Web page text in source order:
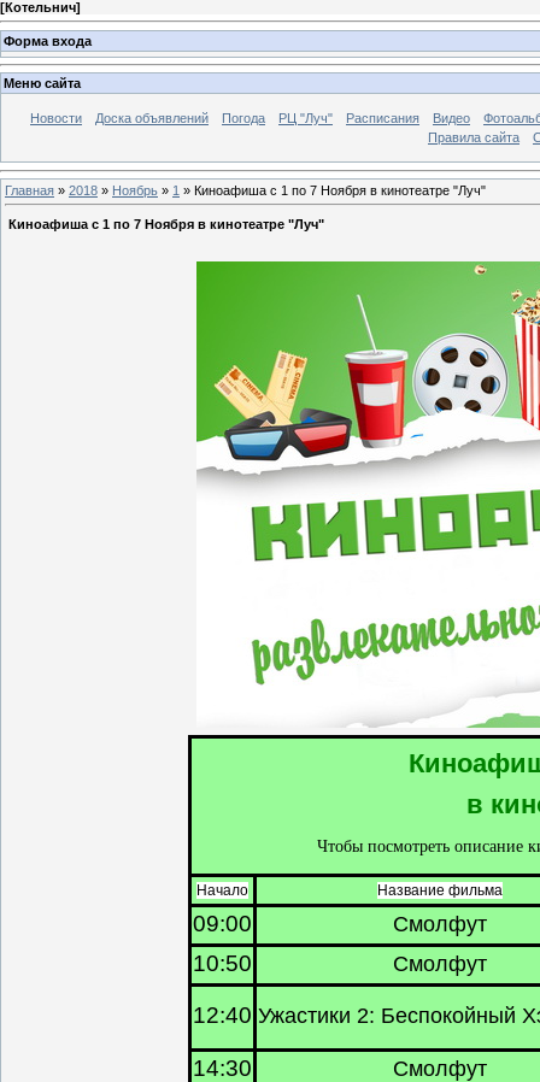
[Котельнич]
Форма входа
Меню сайта
Новости Доска объявлений Погода РЦ "Луч" Расписания Видео
Правила сайта
Главная » 2018 » Ноябрь » 1 » Киноафиша c 1 по 7 Ноября в кинотеатре "Луч"
Киноафиша c 1 по 7 Ноября в кинотеатре "Луч"
в
Чтобы посмотреть описание
Начало Название фильма
09:00 Смолфут
10:50 Смолфут
12:40 Ужастики 2: Беспокойный
14:30
Смолфут